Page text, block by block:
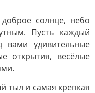
солнце, небо
Пусть каждый
вами удивительные
открытия, весёлые
тыл и самая крепкая